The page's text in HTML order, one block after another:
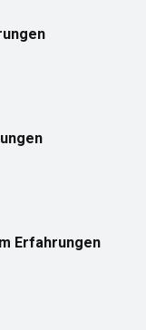
Erfahrungen